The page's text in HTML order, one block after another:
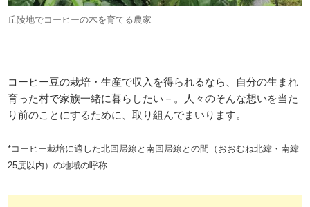
丘陵地でコーヒーの木を育てる農家
コーヒー豆の栽培・生産で収入を得られるなら、自分の生まれ
育った村で家族一緒に暮らしたい－。人々のそんな想いを当た
り前のことにするために、取り組んでまいります。
*コーヒー栽培に適した北回帰線と南回帰線との間（おおむね北緯・南緯
25度以内）の地域の呼称